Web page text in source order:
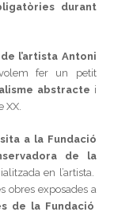
durant
l’artista Antoni
fer un petit
abstracte i
XX.
a la Fundació
de la
en l’artista.
obres exposades a
de la Fundació